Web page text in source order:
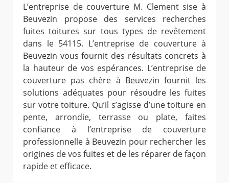
L’entreprise de couverture M. Clement sise à
Beuvezin propose des services recherches
fuites toitures sur tous types de revêtement
dans le 54115. L’entreprise de couverture à
Beuvezin vous fournit des résultats concrets à
la hauteur de vos espérances. L’entreprise de
couverture pas chère à Beuvezin fournit les
solutions adéquates pour résoudre les fuites
sur votre toiture. Qu’il s’agisse d’une toiture en
pente, arrondie, terrasse ou plate, faites
confiance à l’entreprise de couverture
professionnelle à Beuvezin pour rechercher les
origines de vos fuites et de les réparer de façon
rapide et efficace.